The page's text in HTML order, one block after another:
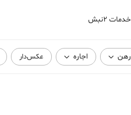
خدمات ۲نبش
رهن اجاره عکس‌دار